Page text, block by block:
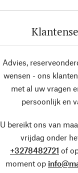
Advies,
wensen - ons
met al uw vragen
persoonlijk en
U bereikt ons van
vrijdag onder
+3278482721 of
moment op